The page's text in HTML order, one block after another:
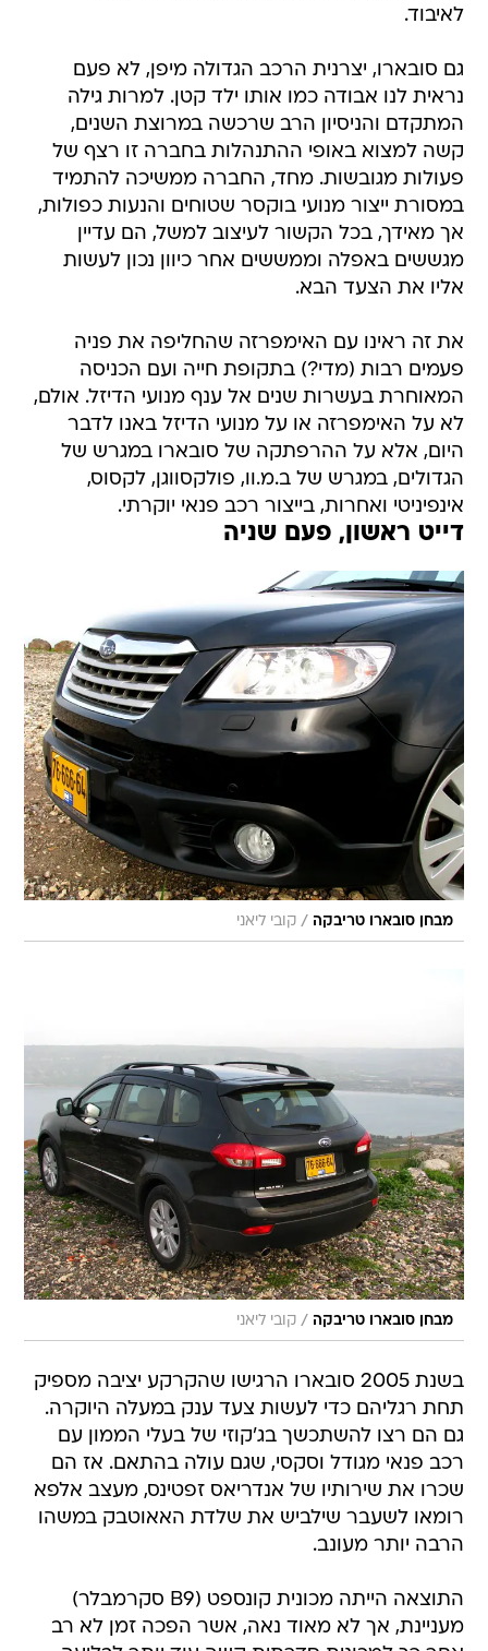
לאיבוד.
גם סובארו, יצרנית הרכב הגדולה מיפן, לא פעם
נראית לנו אבודה כמו אותו ילד קטן. למרות גילה
המתקדם והניסיון הרב שרכשה במרוצת השנים,
קשה למצוא באופי ההתנהלות בחברה זו רצף של
פעולות מגובשות. מחד, החברה ממשיכה להתמיד
במסורת ייצור מנועי בוקסר שטוחים והנעות כפולות,
אך מאידך, בכל הקשור לעיצוב למשל, הם עדיין
מגששים באפלה וממששים אחר כיוון נכון לעשות
אליו את הצעד הבא.
את זה ראינו עם האימפרזה שהחליפה את פניה
פעמים רבות (מדי?) בתקופת חייה ועם הכניסה
המאוחרת בעשרות שנים אל ענף מנועי הדיזל. אולם,
לא על האימפרזה או על מנועי הדיזל באנו לדבר
היום, אלא על ההרפתקה של סובארו במגרש של
הגדולים, במגרש של ב.מ.וו, פולקסווגן, לקסוס,
אינפיניטי ואחרות, בייצור רכב פנאי יוקרתי.
דייט ראשון, פעם שניה
מבחן סובארו טריבקה / קובי ליאני
מבחן סובארו טריבקה / קובי ליאני
בשנת 2005 סובארו הרגישו שהקרקע יציבה מספיק
תחת רגליהם כדי לעשות צעד ענק במעלה היוקרה.
גם הם רצו להשתכשך בג'קוזי של בעלי הממון עם
רכב פנאי מגודל וסקסי, שגם עולה בהתאם. אז הם
שכרו את שירותיו של אנדריאס זפטינס, מעצב אלפא
רומאו לשעבר שילביש את שלדת האאוטבק במשהו
הרבה יותר מעונב.
התוצאה הייתה מכונית קונספט (B9 סקרמבלר)
מעניינת, אך לא מאוד נאה, אשר הפכה זמן לא רב